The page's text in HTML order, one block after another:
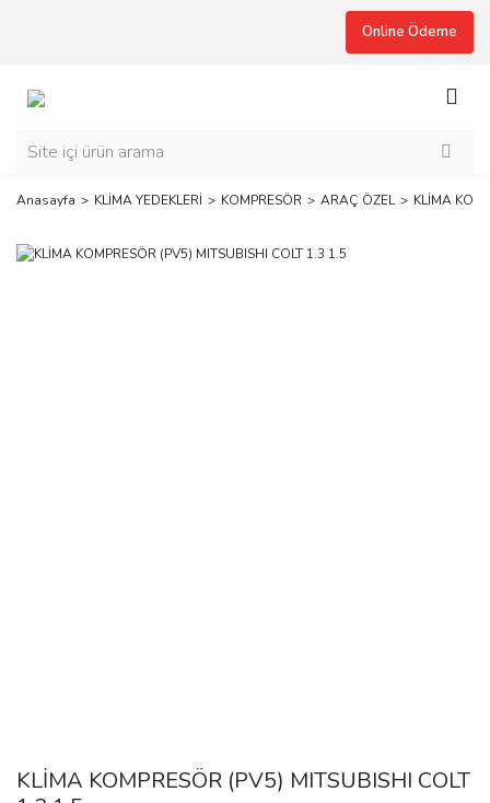
Online Ödeme
Anasayfa KLİMA YEDEKLERİ KOMPRESÖR ARAÇ ÖZEL KLİMA
KLİMA KOMPRESÖR (PV5) MITSUBISHI COLT